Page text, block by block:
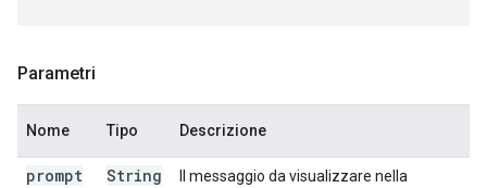
Parametri
Nome Tipo Descrizione
prompt String
Il messaggio da visualizzare nella